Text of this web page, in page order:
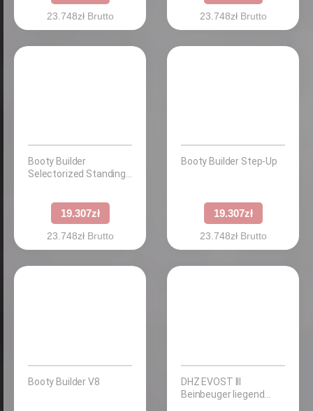
23.748zł Brutto 23.748zł Brutto
Booty Builder
Selectorized Standing
19.307zł
23.748zł Brutto
Booty Builder Step-Up
19.307zł
23.748zł Brutto
Booty Builder V8
DHZ EVOST III
Beinbeuger liegend